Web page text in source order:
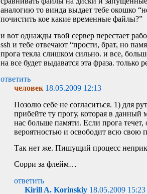
аналогию то винда выдает тебе окошко
почистить кое какие временные файлы?”
и вот однажды твой сервер перестает
ssh и тебе отвечают “прости, брат, но
прога текла слишком сильно. и все,
на все будет выдаватся эта фраза. только
ответить
человек 18.05.2009 12:13
Позолю себе не согласиться. 1) для
прибейте ту прогу, которая в данный
нас больше памяти. Если прога
вероятностью и освободит всю свою
Так нет же. Пишущий процесс
Сорри за флейм…
ответить
Kirill A. Korinskiy 18.05.2009 15:23